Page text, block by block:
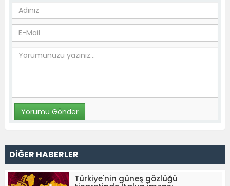
DİĞER HABERLER
Türkiye'nin güneş gözlüğü